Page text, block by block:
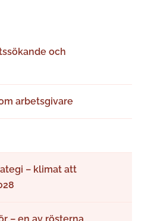
och
arbetsgivare
– klimat att